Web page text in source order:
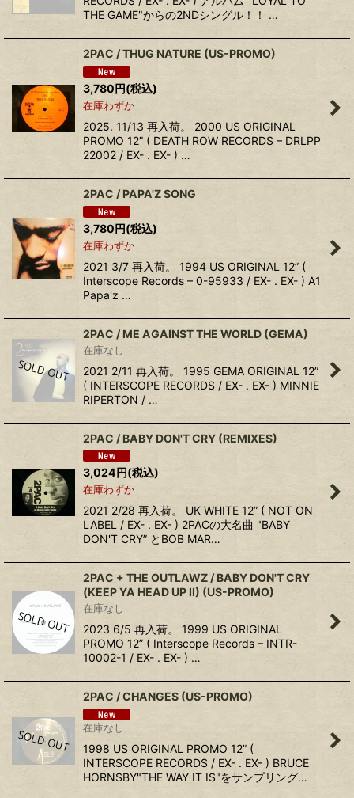
THE GAME"からの2NDシングル！！ …
2PAC / THUG NATURE (US-PROMO)
3,780円(税込)
在庫わずか
2025. 11/13 再入荷。 2000 US ORIGINAL
PROMO 12” ( DEATH ROW RECORDS – DRLPP
22002 / EX- . EX- ) …
2PAC ‎/ PAPA'Z SONG
3,780円(税込)
在庫わずか
2021 3/7 再入荷。 1994 US ORIGINAL 12” (
Interscope Records – 0-95933 / EX- . EX- ) A1
Papa'z …
2PAC ‎/ ME AGAINST THE WORLD (GEMA)
在庫なし
2021 2/11 再入荷。 1995 GEMA ORIGINAL 12”
( INTERSCOPE RECORDS / EX- . EX- ) MINNIE
RIPERTON / …
2PAC / BABY DON'T CRY (REMIXES)
3,024円(税込)
在庫わずか
2021 2/28 再入荷。 UK WHITE 12” ( NOT ON
LABEL / EX- . EX- ) 2PACの大名曲 "BABY
DON'T CRY” とBOB MAR…
2PAC + THE OUTLAWZ ‎/ BABY DON'T CRY
(KEEP YA HEAD UP II) (US-PROMO)
在庫なし
2023 6/5 再入荷。 1999 US ORIGINAL
PROMO 12” ( Interscope Records ‎– INTR-
10002-1 / EX- . EX- ) …
2PAC / CHANGES (US-PROMO)
在庫なし
1998 US ORIGINAL PROMO 12” (
INTERSCOPE RECORDS / EX- . EX- ) BRUCE
HORNSBY"THE WAY IT IS"をサンプリング…